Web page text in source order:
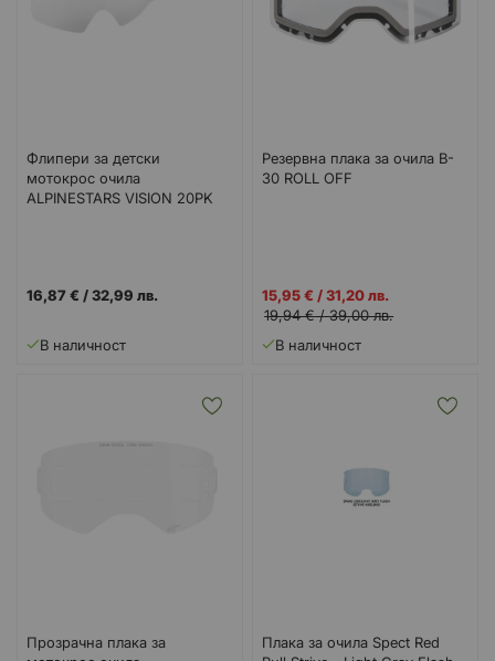
Флипери за детски
мотокрос очила
ALPINESTARS VISION 20PK
16,87 € /32,99 лв.
В наличност
Резервна плака за очила B-
30 ROLL OFF
Промо
цена
15,95 € /31,20 лв.
19,94 €/39,00 лв.
В наличност
Прозрачна плака за
Плака за очила Spect Red